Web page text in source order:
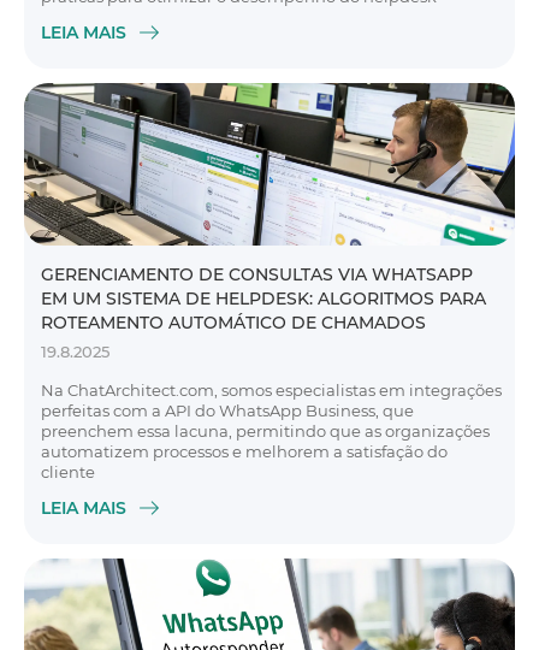
LEIA MAIS
GERENCIAMENTO DE CONSULTAS VIA WHATSAPP
EM UM SISTEMA DE HELPDESK: ALGORITMOS PARA
ROTEAMENTO AUTOMÁTICO DE CHAMADOS
19.8.2025
Na ChatArchitect.com, somos especialistas em integrações
perfeitas com a API do WhatsApp Business, que
preenchem essa lacuna, permitindo que as organizações
automatizem processos e melhorem a satisfação do
cliente
LEIA MAIS